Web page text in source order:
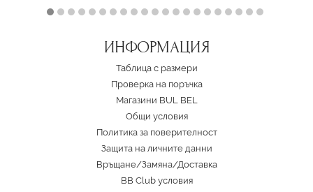
ИНФОРМАЦИЯ
Таблица с размери
Проверка на поръчка
Магазини BUL BEL
Oбщи условия
Политика за поверителност
Защита на личните данни
Връщане/Замяна/Доставка
BB Club условия